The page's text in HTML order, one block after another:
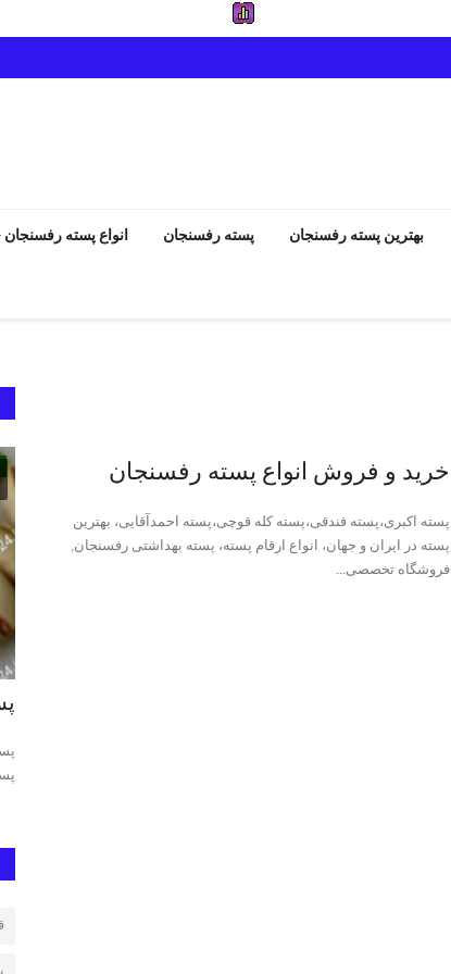
بهترین پسته رفسنجان پسته رفسنجان انواع پسته رفسنجان
خرید و فروش انواع پسته رفسنجان
پسته اکبری،پسته فندقی،پسته کله قوچی،پسته احمدآقایی، بهترین
پسته در ایران و جهان، انواع ارقام پسته، پسته بهداشتی رفسنجان,
فروشگاه تخصصی...
انواع پسته رفسنجان